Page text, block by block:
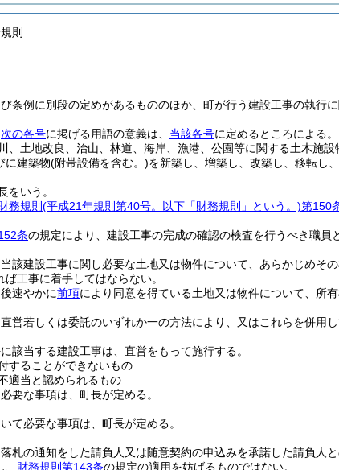
則
条例に別段の定めがあるもののほか、町が行う建設工事の執行
次の各号に掲げる用語の意義は、 当該各号に定めるところによる。
土地改良、治山、林道、海岸、漁港、公園等に関する土木施
に建築物(附帯設備を含む。)を新築し、増築し、改築し、移転し
いう。
務規則 (平成21年規則第40号。以下「財務規則」という。)第150
条の規定により、建設工事の完成の確認の検査を行うべき職員
該建設工事に関し必要な土地又は物件について、あらかじめそ
工事に着手してはならない。
速やかに前項により同意を得ている土地又は物件について、所
営若しくは委託のいずれか一の方法により、又はこれらを併用し
該当する建設工事は、直営をもって施行する。
することができないもの
適当と認められるもの
要な事項は、町長が定める。
て必要な事項は、町長が定める。
札の通知をした請負人又は随意契約の申込みを承諾した請負人
財務規則第143条の規定の適用を妨げるものではない。